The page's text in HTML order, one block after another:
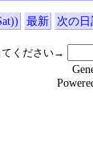
最新 次の日
てください→